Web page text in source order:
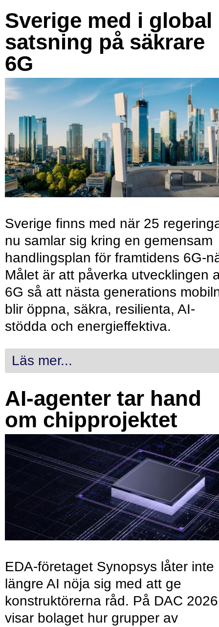
Sverige med i global
satsning på säkrare
6G
Sverige finns med när 25
nu samlar sig kring en gemensam
handlingsplan för framtidens 6G-
Målet är att påverka utvecklingen
6G så att nästa generations
blir öppna, säkra, resilienta, AI-
stödda och energieffektiva.
Läs mer...
AI-agenter tar hand
om chipprojektet
EDA-företaget Synopsys låter inte
längre AI nöja sig med att ge
konstruktörerna råd. På DAC 2026
visar bolaget hur grupper av